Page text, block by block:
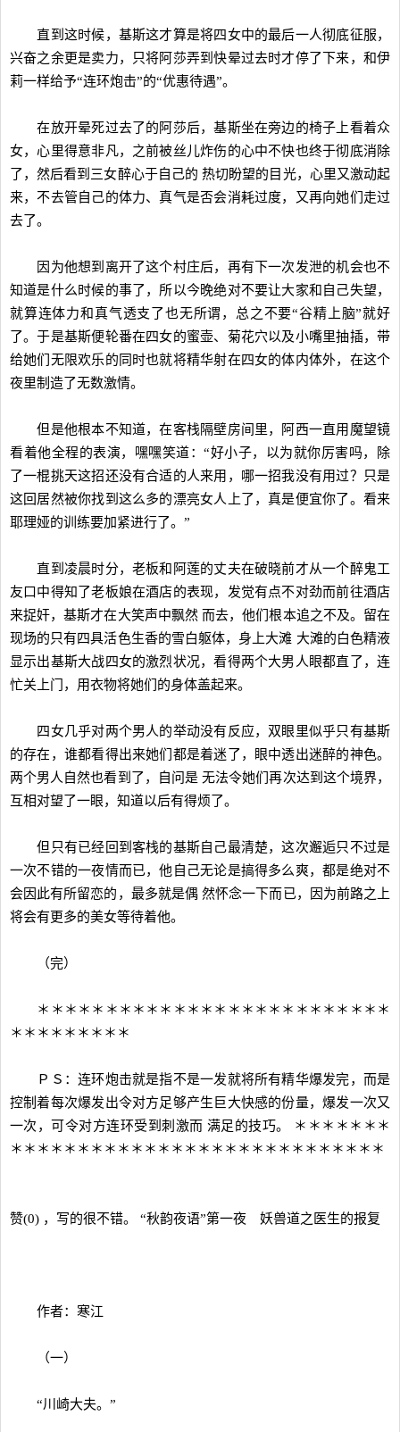
直到这时候，基斯这才算是将四女中的最后一人彻底征服，
兴奋之余更是卖力，只将阿莎弄到快晕过去时才停了下来，和伊
莉一样给予“连环炮击”的“优惠待遇”。
在放开晕死过去了的阿莎后，基斯坐在旁边的椅子上看着众
女，心里得意非凡，之前被丝儿炸伤的心中不快也终于彻底消除
了，然后看到三女醉心于自己的 热切盼望的目光，心里又激动起
来，不去管自己的体力、真气是否会消耗过度，又再向她们走过
去了。
因为他想到离开了这个村庄后，再有下一次发泄的机会也不
知道是什么时候的事了，所以今晚绝对不要让大家和自己失望，
就算连体力和真气透支了也无所谓，总之不要“谷精上脑”就好
了。于是基斯便轮番在四女的蜜壶、菊花穴以及小嘴里抽插，带
给她们无限欢乐的同时也就将精华射在四女的体内体外，在这个
夜里制造了无数激情。
但是他根本不知道，在客栈隔壁房间里，阿西一直用魔望镜
看着他全程的表演，嘿嘿笑道：“好小子，以为就你厉害吗，除
了一棍挑天这招还没有合适的人来用，哪一招我没有用过？只是
这回居然被你找到这么多的漂亮女人上了，真是便宜你了。看来
耶理娅的训练要加紧进行了。”
直到凌晨时分，老板和阿莲的丈夫在破晓前才从一个醉鬼工
友口中得知了老板娘在酒店的表现，发觉有点不对劲而前往酒店
来捉奸，基斯才在大笑声中飘然 而去，他们根本追之不及。留在
现场的只有四具活色生香的雪白躯体，身上大滩 大滩的白色精液
显示出基斯大战四女的激烈状况，看得两个大男人眼都直了，连
忙关上门，用衣物将她们的身体盖起来。
四女几乎对两个男人的举动没有反应，双眼里似乎只有基斯
的存在，谁都看得出来她们都是着迷了，眼中透出迷醉的神色。
两个男人自然也看到了，自问是 无法令她们再次达到这个境界，
互相对望了一眼，知道以后有得烦了。
但只有已经回到客栈的基斯自己最清楚，这次邂逅只不过是
一次不错的一夜情而已，他自己无论是搞得多么爽，都是绝对不
会因此有所留恋的，最多就是偶 然怀念一下而已，因为前路之上
将会有更多的美女等待着他。
（完）
＊＊＊＊＊＊＊＊＊＊＊＊＊＊＊＊＊＊＊＊＊＊＊＊＊＊
＊＊＊＊＊＊＊＊＊
ＰＳ：连环炮击就是指不是一发就将所有精华爆发完，而是
控制着每次爆发出令对方足够产生巨大快感的份量，爆发一次又
一次，可令对方连环受到刺激而 满足的技巧。 ＊＊＊＊＊＊＊
＊＊＊＊＊＊＊＊＊＊＊＊＊＊＊＊＊＊＊＊＊＊＊＊＊＊＊＊
赞(0) ，写的很不错。 “秋韵夜语”第一夜 妖兽道之医生的报复
作者：寒江
（一）
“川崎大夫。”